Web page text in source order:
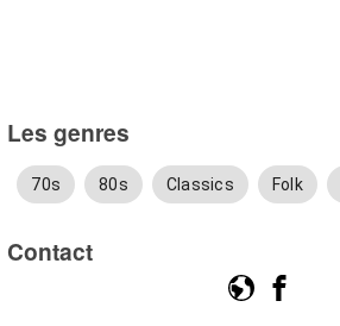
Les genres
70s 80s Classics Folk
Contact